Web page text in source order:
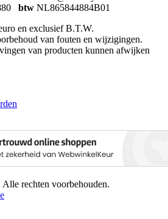
btw NL865844884B01
en exclusief B.T.W.
van fouten en wijzigingen.
van producten kunnen afwijken
rechten voorbehouden.